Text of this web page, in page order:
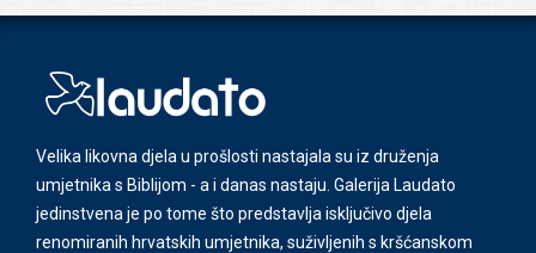
Velika likovna djela u prošlosti nastajala su iz druženja
umjetnika s Biblijom - a i danas nastaju. Galerija Laudato
jedinstvena je po tome što predstavlja isključivo djela
renomiranih hrvatskih umjetnika, suživljenih s kršćanskom